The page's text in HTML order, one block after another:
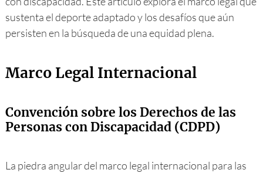
sustenta el deporte adaptado y los desafíos que aún
persisten en la búsqueda de una equidad plena.
Marco Legal Internacional
Convención sobre los Derechos de las
Personas con Discapacidad (CDPD)
La piedra angular del marco legal internacional para las